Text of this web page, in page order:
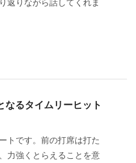
なるタイムリーヒット
トです。前の打席は打た
力強くとらえることを意